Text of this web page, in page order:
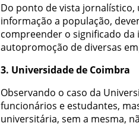
Do ponto devista jornalístico,
informação a população,
compreender o significado da
autopromoção de diversas
3. Universidadede Coimbra
Observando o caso da
funcionários e estudantes,
universitária, sem a mesma,